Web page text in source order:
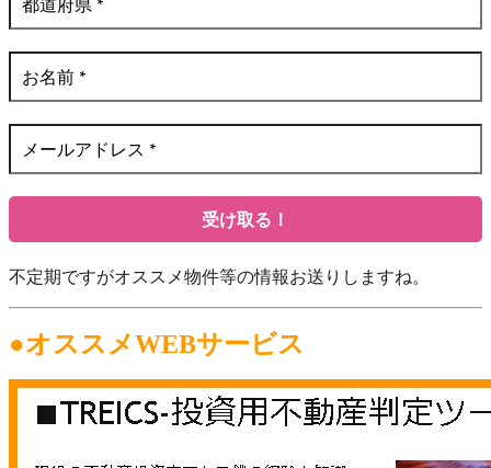
不定期ですがオススメ物件等の情報お送りしますね。
●オススメWEBサービス